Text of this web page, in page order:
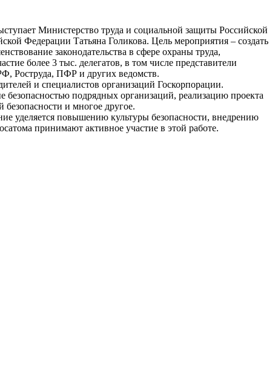
Министерство труда и социальной защиты Российской
Федерации Татьяна Голикова. Цель мероприятия – создать
законодательства в сфере охраны труда,
более 3 тыс. делегатов, в том числе представители
Роструда, ПФР и других ведомств.
и специалистов организаций Госкорпорации.
безопасностью подрядных организаций, реализацию проекта
безопасности и многое другое.
уделяется повышению культуры безопасности, внедрению
принимают активное участие в этой работе.